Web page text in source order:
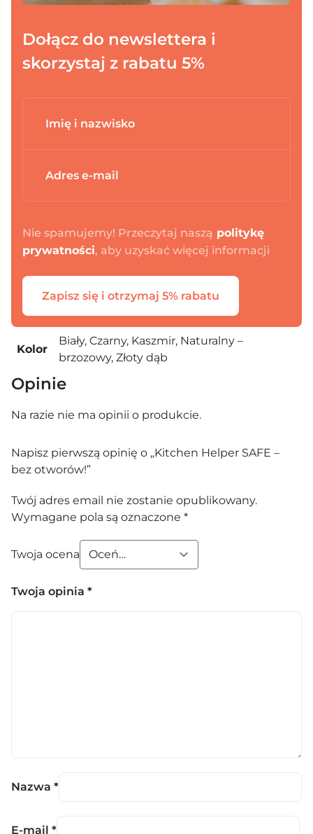
Dołącz do newslettera i
skorzystaj z rabatu 5%
Nie spamujemy! Przeczytaj naszą politykę
prywatności, aby uzyskać więcej informacji
Zapisz się i otrzymaj 5% rabatu
Kolor
Biały, Czarny, Kaszmir, Naturalny –
brzozowy, Złoty dąb
Opinie
Na razie nie ma opinii o produkcie.
Napisz pierwszą opinię o „Kitchen Helper SAFE –
bez otworów!”
Twój adres email nie zostanie opublikowany.
Wymagane pola są oznaczone *
Twoja ocena
Twoja opinia *
Nazwa *
E-mail *